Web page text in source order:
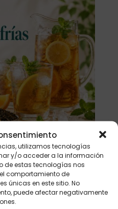
utilizamos tecnologías
y/o acceder a la información
de estas tecnologías nos
comportamiento de
únicas en este sitio. No
puede afectar negativamente
Buscar